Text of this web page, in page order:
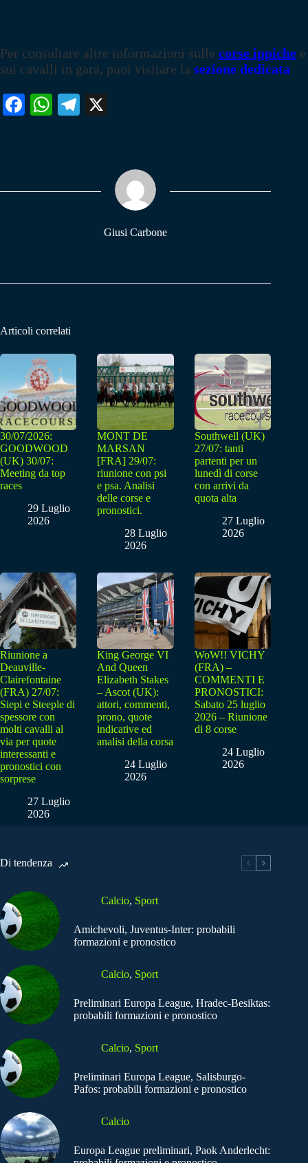
Per consultare altre informazioni sulle corse ippiche e
sui cavalli in gara, puoi visitare la sezione dedicata
Fa W
pp
Te
m
Giusi Carbone
Articoli correlati
30/07/2026:
GOODWOOD
(UK) 30/07:
Meeting da top
races
29 Luglio
2026
MONT DE
MARSAN
[FRA] 29/07:
riunione con psi
e psa. Analisi
delle corse e
pronostici.
28 Luglio
2026
Southwell (UK)
27/07: tanti
partenti per un
lunedì di corse
con arrivi da
quota alta
27 Luglio
2026
Riunione a
Deauville-
Clairefontaine
(FRA) 27/07:
Siepi e Steeple di
spessore con
molti cavalli al
via per quote
interessanti e
pronostici con
sorprese
27 Luglio
2026
King George VI
And Queen
Elizabeth Stakes
– Ascot (UK):
attori, commenti,
prono, quote
indicative ed
analisi della corsa
24 Luglio
2026
WoW!! VICHY
(FRA) –
COMMENTI E
PRONOSTICI:
Sabato 25 luglio
2026 – Riunione
di 8 corse
24 Luglio
2026
Di tendenza
Calcio, Sport
Amichevoli, Juventus-Inter: probabili
formazioni e pronostico
Calcio, Sport
Preliminari Europa League, Hradec-Besiktas:
probabili formazioni e pronostico
Calcio, Sport
Preliminari Europa League, Salisburgo-
Pafos: probabili formazioni e pronostico
Calcio
Europa League preliminari, Paok Anderlecht: